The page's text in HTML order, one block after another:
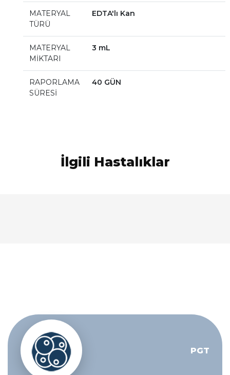
MATERYAL
TÜRÜ
EDTA'lı Kan
MATERYAL
MİKTARI
3 mL
RAPORLAMA
SÜRESİ
40 GÜN
İlgili Hastalıklar
PGT